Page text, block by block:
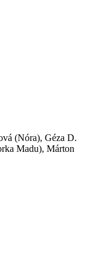
(Nóra), Géza D.
Madu), Márton